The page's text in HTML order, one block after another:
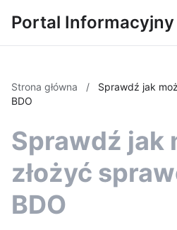
Portal Informacyjny
Strona główna /
Sprawdź jak
BDO
Sprawdź jak
złożyć
BDO